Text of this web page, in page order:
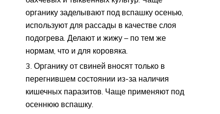
органику заделывают под вспашку осенью,
используют для рассады в качестве слоя
подогрева. Делают и жижу – по тем же
нормам, что и для коровяка.
Органику от свиней вносят только в
перегнившем состоянии из-за наличия
кишечных паразитов. Чаще применяют под
осеннюю вспашку.